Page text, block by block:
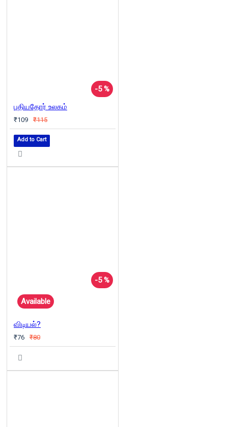
-5 %
புதியதோர் உலகம்
₹109 ₹115
Add to Cart
-5 %
Available
விடியல்?
₹76 ₹80